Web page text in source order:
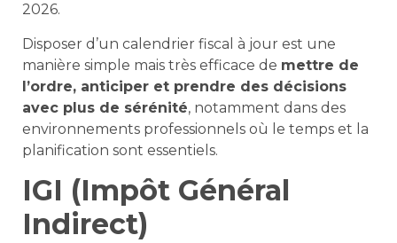
2026.
Disposer d’un calendrier fiscal à jour est une
manière simple mais très efficace de mettre de
l’ordre, anticiper et prendre des décisions
avec plus de sérénité, notamment dans des
environnements professionnels où le temps et la
planification sont essentiels.
IGI (Impôt Général
Indirect)